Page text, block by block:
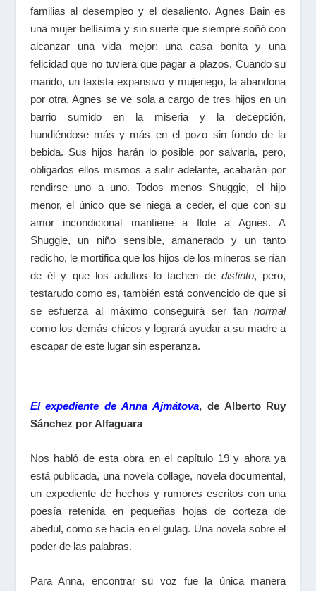
familias al desempleo y el desaliento. Agnes Bain es
una mujer bellísima y sin suerte que siempre soñó con
alcanzar una vida mejor: una casa bonita y una
felicidad que no tuviera que pagar a plazos. Cuando su
marido, un taxista expansivo y mujeriego, la abandona
por otra, Agnes se ve sola a cargo de tres hijos en un
barrio sumido en la miseria y la decepción,
hundiéndose más y más en el pozo sin fondo de la
bebida. Sus hijos harán lo posible por salvarla, pero,
obligados ellos mismos a salir adelante, acabarán por
rendirse uno a uno. Todos menos Shuggie, el hijo
menor, el único que se niega a ceder, el que con su
amor incondicional mantiene a flote a Agnes. A
Shuggie, un niño sensible, amanerado y un tanto
redicho, le mortifica que los hijos de los mineros se rían
de él y que los adultos lo tachen dedistinto, pero,
testarudo como es, también está convencido de que si
se esfuerza al máximo conseguirá ser tannormal
como los demás chicos y logrará ayudar a su madre a
escapar de este lugar sin esperanza.
El expediente de Anna Ajmátova, de Alberto Ruy
Sánchez por Alfaguara
Nos habló de esta obra en el capítulo 19 y ahora ya
está publicada, una novela collage, novela documental,
un expediente de hechos y rumores escritos con una
poesía retenida en pequeñas hojas de corteza de
abedul, como se hacía en el gulag. Una novela sobre el
poder de las palabras.
Para Anna, encontrar su voz fue la única manera